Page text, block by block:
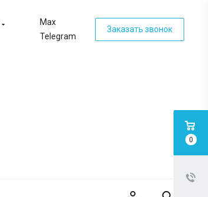
Max
Telegram
Заказать звонок
0